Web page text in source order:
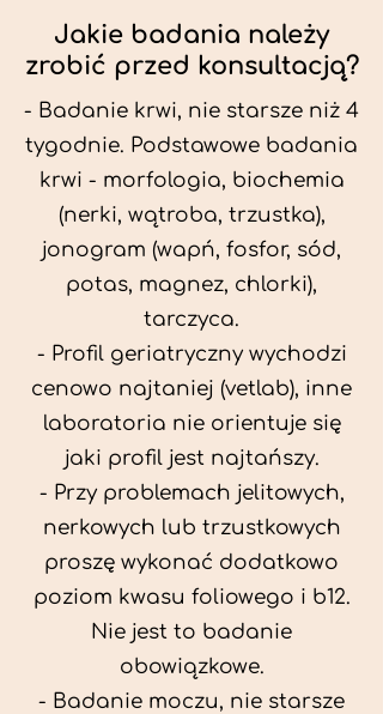
Jakie badania należy
zrobić przed konsultacją?
- Badanie krwi, nie starsze niż 4
tygodnie. Podstawowe badania
krwi - morfologia, biochemia
(nerki, wątroba, trzustka),
jonogram (wapń, fosfor, sód,
potas, magnez, chlorki),
tarczyca.
- Profil geriatryczny wychodzi
cenowo najtaniej (vetlab), inne
laboratoria nie orientuje się
jaki profil jest najtańszy.
- Przy problemach jelitowych,
nerkowych lub trzustkowych
proszę wykonać dodatkowo
poziom kwasu foliowego i b12.
Nie jest to badanie
obowiązkowe.
- Badanie moczu, nie starsze